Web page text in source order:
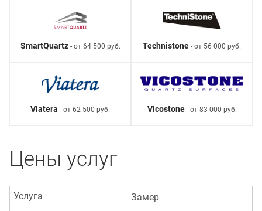
SmartQuartz- от 64 500 руб. Technistone - от 56 000 руб.
Viatera - от 62 500 руб. Vicostone- от 83 000 руб.
Цены услуг
Замер
Услуга